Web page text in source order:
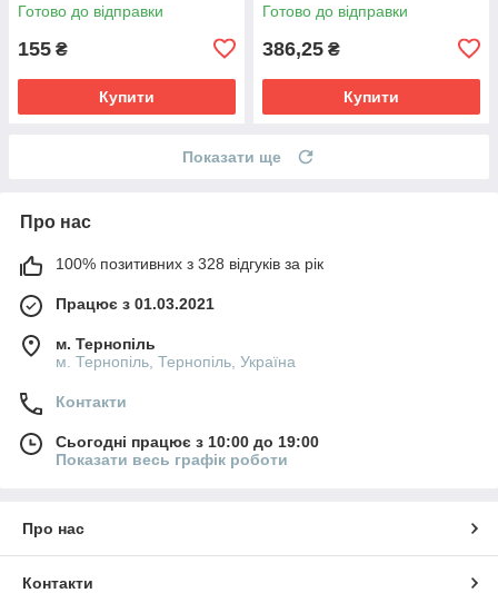
Готово до відправки
155 ₴
Купити
Готово до відправки
386,25 ₴
Купити
Показати ще
Про нас
100% позитивних з 328 відгуків за рік
Працює з 01.03.2021
м. Тернопіль
м. Тернопіль, Тернопіль, Україна
Контакти
Сьогодні працює з 10:00 до 19:00
Показати весь графік роботи
Про нас
Контакти